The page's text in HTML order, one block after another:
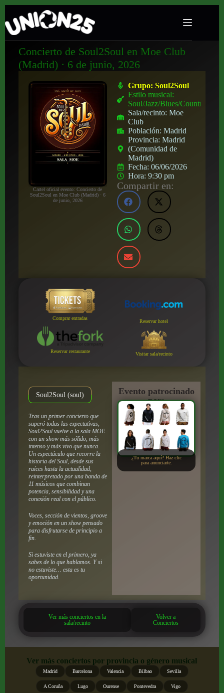
Concierto de Soul2Soul en Moe Club
(Madrid) · 6 de junio, 2026
Cartel oficial evento: Concierto de
Soul2Soul en Moe Club (Madrid) · 6
de junio, 2026
Grupo:Soul2Soul
Estilo musical:
Soul/Jazz/Blues/Country
Sala/recinto:Moe
Club
Población:Madrid
Provincia:Madrid
(Comunidad de
Madrid)
Fecha:06/06/2026
Hora:9:30 pm
Compartir en:
Comprar entradas
Reservar hotel
Reservar restaurante Visitar sala/recinto
Soul2Soul (soul)
Tras un primer concierto que
superó todas las expectativas,
Soul2Soul vuelve a la sala MOE
con un show más sólido, más
intenso y más vivo que nunca.
Un espectáculo que recorre la
historia del Soul, desde sus
raíces hasta la actualidad,
reinterpretado por una banda de
11 músicos que combinan
potencia, sensibilidad y una
conexión real con el público.
Voces, sección de vientos, groove
y emoción en un show pensado
para disfrutarse de principio a
fin.
Si estuviste en el primero, ya
sabes de lo que hablamos. Y si
no estuviste… esta es tu
oportunidad.
Evento patrocinado
por:
¿Tu marca aquí? Haz clic
para anunciarte.
Ver más conciertos en la
sala/recinto
Volver a
Conciertos
Ver más conciertos por provincia o género musical
Madrid Barcelona Valencia Bilbao Sevilla
A Coruña Lugo Ourense Pontevedra Vigo